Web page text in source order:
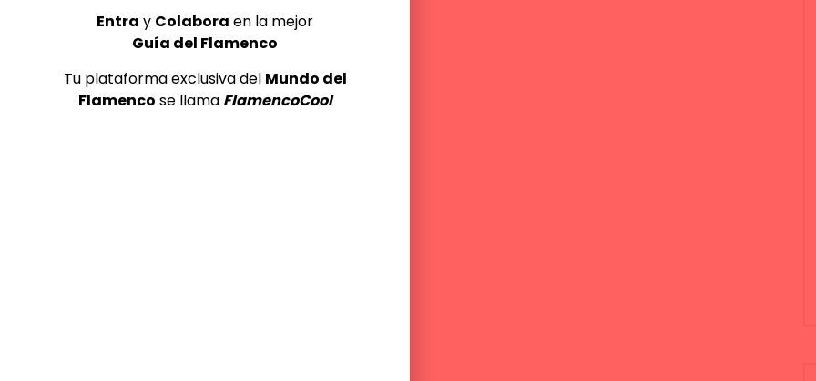
Entra y Colabora en la mejor
Guía del Flamenco
Tu plataforma exclusiva del Mundo del
Flamenco se llama FlamencoCool